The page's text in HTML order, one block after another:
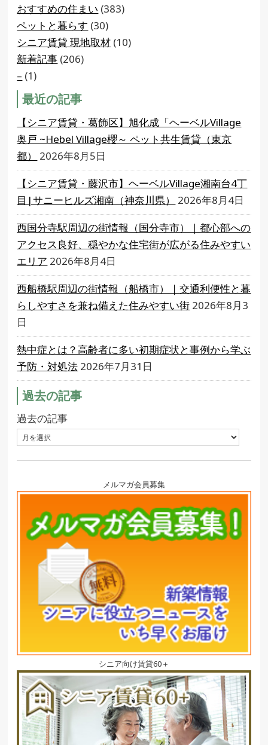
おすすめの住まい (383)
ペットと暮らす (30)
シニア賃貸 現地取材 (10)
新着記事 (206)
– (1)
最近の記事
【シニア賃貸・葛飾区】旭化成「ヘーベルVillage
奥戸 ~Hebel Village櫻～ ペット共生賃貸（東京
都）
2026年8月5日
【シニア賃貸・藤沢市】ヘーベルVillage湘南台4丁
目|サニーヒルズ湘南（神奈川県）
2026年8月4日
西国分寺駅周辺の街情報（国分寺市）｜都心部への
アクセス良好、穏やかな住宅街が広がる住みやすい
エリア 2026年8月4日
西船橋駅周辺の街情報（船橋市）｜交通利便性と暮
らしやすさを兼ね備えた住みやすい街 2026年8月3
日
熱中症とは？高齢者に多い初期症状と事例から学ぶ
予防・対処法 2026年7月31日
過去の記事
過去の記事
メルマガ会員募集
シニア向け賃貸60＋